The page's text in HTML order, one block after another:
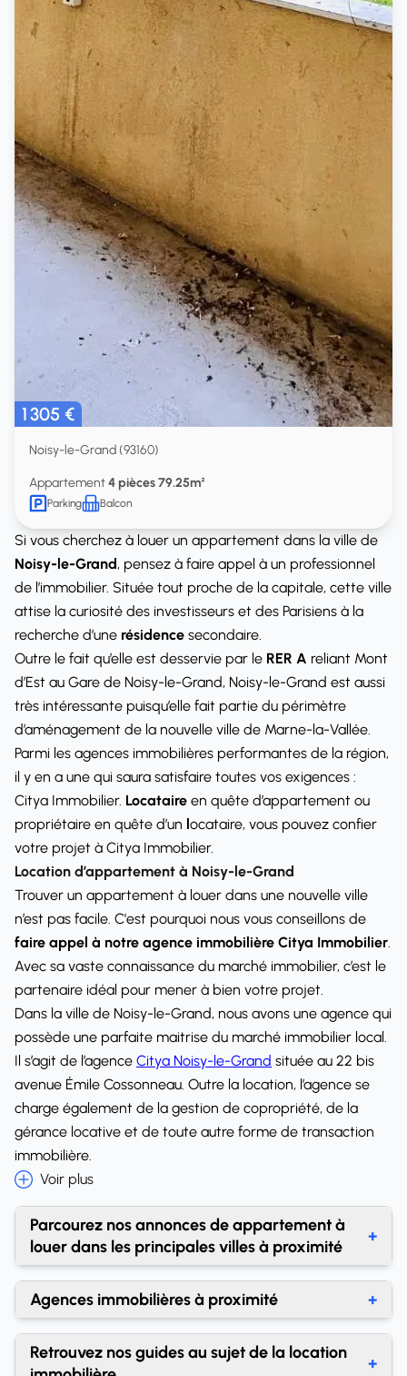
1 305 €
Noisy-le-Grand (93160)
Appartement4 pièces 79.25m²
Parking Balcon
Si vous cherchez à louer un appartement dans la ville de
Noisy-le-Grand, pensez à faire appel à un professionnel
de l’immobilier. Située tout proche de la capitale, cette ville
attise la curiosité des investisseurs et des Parisiens à la
recherche d’une résidence secondaire.
Outre le fait qu’elle est desservie par le RER A reliant Mont
d’Est au Gare de Noisy-le-Grand, Noisy-le-Grand est aussi
très intéressante puisqu’elle fait partie du périmètre
d’aménagement de la nouvelle ville de Marne-la-Vallée.
Parmi les agences immobilières performantes de la région,
il y en a une qui saura satisfaire toutes vos exigences :
Citya Immobilier. Locataire en quête d’appartement ou
propriétaire en quête d’un locataire, vous pouvez confier
votre projet à Citya Immobilier.
Location d’appartement à Noisy-le-Grand
Trouver un appartement à louer dans une nouvelle ville
n’est pas facile. C'est pourquoi nous vous conseillons de
faire appel à notre agence immobilière Citya Immobilier.
Avec sa vaste connaissance du marché immobilier, c’est le
partenaire idéal pour mener à bien votre projet.
Dans la ville de Noisy-le-Grand, nous avons une agence qui
possède une parfaite maitrise du marché immobilier local.
Il s’agit de l’agence Citya Noisy-le-Grand située au 22 bis
avenue Émile Cossonneau. Outre la location, l’agence se
charge également de la gestion de copropriété, de la
gérance locative et de toute autre forme de transaction
immobilière.
Voir plus
Parcourez nos annonces de appartement à
louer dans les principales villes à proximité
+
Location appartement Villiers-sur-Marne
Location appartement Le Plessis-Trévise
Location appartement Neuilly-sur-Marne
Agences immobilières à proximité +
Agences immobilières Noisy-le-Grand
Retrouvez nos guides au sujet de la location
+